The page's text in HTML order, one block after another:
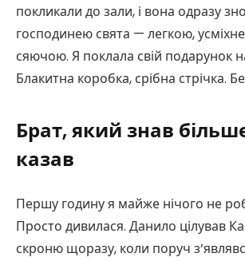
покликали до зали, і вона одразу
господинею свята — легкою,
сяючою. Я поклала свій подарунок
Блакитна коробка, срібна стрічка.
Брат, який знав
казав
Першу годину я майже нічого не
Просто дивилася. Данило цілував
скроню щоразу, коли поруч